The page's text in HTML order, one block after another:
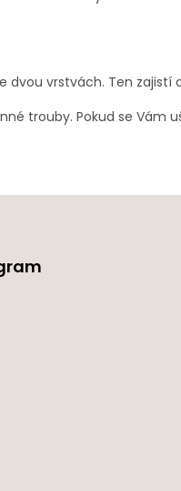
vrstvách. Ten zajistí
trouby. Pokud se Vám